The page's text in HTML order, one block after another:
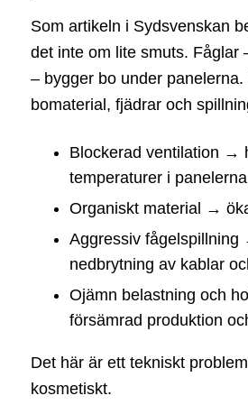
Som artikeln i Sydsvenskan
det inte om lite smuts. Fåglar
– bygger bo under
bomaterial, fjädrar och
Blockerad ventilation →
temperaturer i panelerna
Organiskt material →
Aggressiv
nedbrytning av kablar
Ojämn belastning och
försämrad produktion
Det här är ett tekniskt
kosmetiskt.